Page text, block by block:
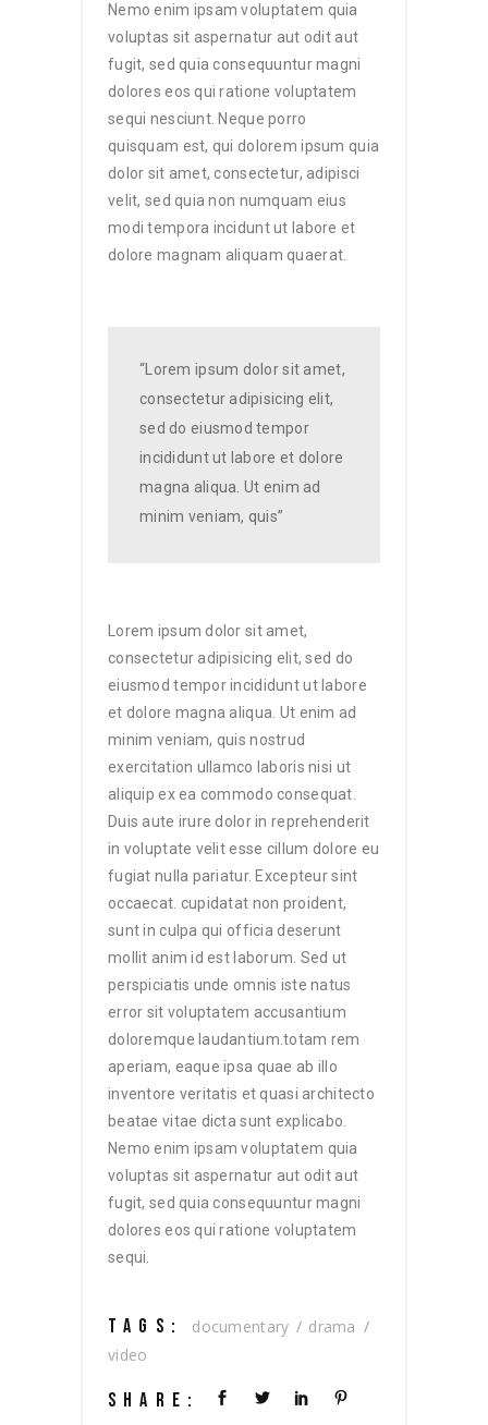
Nemo enim ipsam voluptatem quia
voluptas sit aspernatur aut odit aut
fugit, sed quia consequuntur magni
dolores eos qui ratione voluptatem
sequi nesciunt. Neque porro
quisquam est, qui dolorem ipsum quia
dolor sit amet, consectetur, adipisci
velit, sed quia non numquam eius
modi tempora incidunt ut labore et
dolore magnam aliquam quaerat.
“Lorem ipsum dolor sit amet,
consectetur adipisicing elit,
sed do eiusmod tempor
incididunt ut labore et dolore
magna aliqua. Ut enim ad
minim veniam, quis”
Lorem ipsum dolor sit amet,
consectetur adipisicing elit, sed do
eiusmod tempor incididunt ut labore
et dolore magna aliqua. Ut enim ad
minim veniam, quis nostrud
exercitation ullamco laboris nisi ut
aliquip ex ea commodo consequat.
Duis aute irure dolor in reprehenderit
in voluptate velit esse cillum dolore eu
fugiat nulla pariatur. Excepteur sint
occaecat. cupidatat non proident,
sunt in culpa qui officia deserunt
mollit anim id est laborum. Sed ut
perspiciatis unde omnis iste natus
error sit voluptatem accusantium
doloremque laudantium.totam rem
aperiam, eaque ipsa quae ab illo
inventore veritatis et quasi architecto
beatae vitae dicta sunt explicabo.
Nemo enim ipsam voluptatem quia
voluptas sit aspernatur aut odit aut
fugit, sed quia consequuntur magni
dolores eos qui ratione voluptatem
sequi.
TAGS: documentary
drama
video
SHARE: